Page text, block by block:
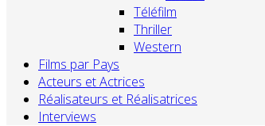
Téléfilm
Thriller
Western
Films par Pays
Acteurs et Actrices
Réalisateurs et Réalisatrices
Interviews